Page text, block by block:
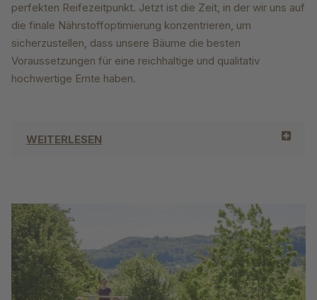
perfekten Reifezeitpunkt. Jetzt ist die Zeit, in der wir uns auf
die finale Nährstoffoptimierung konzentrieren, um
sicherzustellen, dass unsere Bäume die besten
Voraussetzungen für eine reichhaltige und qualitativ
hochwertige Ernte haben.
WEITERLESEN